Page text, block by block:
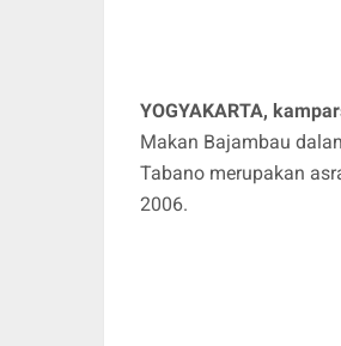
YOGYAKARTA,
Makan Bajambau
Tabano merupakan
2006.